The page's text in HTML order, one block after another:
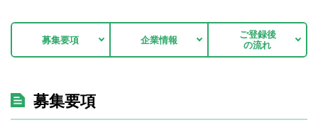
募集要項 企業情報
ご登録後
の流れ
募集要項